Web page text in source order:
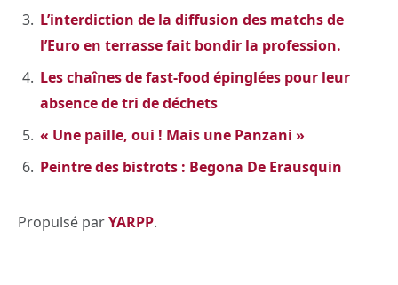
L’interdiction de la diffusion des matchs de
l’Euro en terrasse fait bondir la profession.
Les chaînes de fast-food épinglées pour leur
absence de tri de déchets
« Une paille, oui ! Mais une Panzani »
Peintre des bistrots : Begona De Erausquin
Propulsé parYARPP.